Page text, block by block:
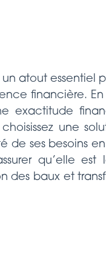
atout essentiel
financière.
exactitude
une
ses besoins
qu’elle
des baux et